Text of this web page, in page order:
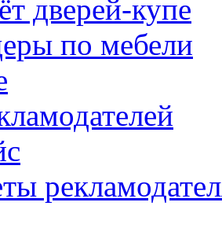
дверей-купе
по мебели